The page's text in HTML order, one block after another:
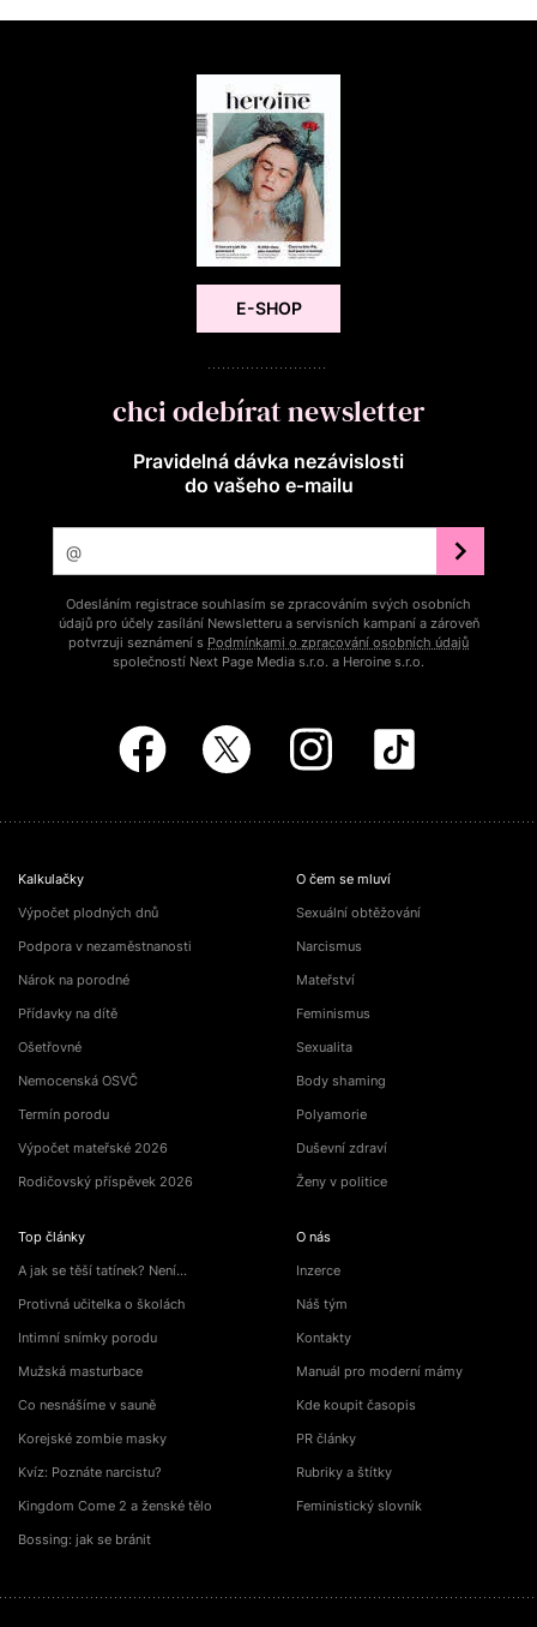
E-SHOP
chci odebírat newsletter
Pravidelná dávka nezávislosti
do vašeho e‑mailu
Odesláním registrace souhlasím se zpracováním svých osobních
údajů pro účely zasílání Newsletteru a servisních kampaní a zároveň
potvrzuji seznámení s Podmínkami o zpracování osobních údajů
společností Next Page Media s.r.o. a Heroine s.r.o.
Kalkulačky
Výpočet plodných dnů
Podpora v nezaměstnanosti
Nárok na porodné
Přídavky na dítě
Ošetřovné
Nemocenská OSVČ
Termín porodu
Výpočet mateřské 2026
Rodičovský příspěvek 2026
Top články
A jak se těší tatínek? Není…
Protivná učitelka o školách
Intimní snímky porodu
Mužská masturbace
Co nesnášíme v sauně
Korejské zombie masky
Kvíz: Poznáte narcistu?
Kingdom Come 2 a ženské tělo
Bossing: jak se bránit
O čem se mluví
Sexuální obtěžování
Narcismus
Mateřství
Feminismus
Sexualita
Body shaming
Polyamorie
Duševní zdraví
Ženy v politice
O nás
Inzerce
Náš tým
Kontakty
Manuál pro moderní mámy
Kde koupit časopis
PR články
Rubriky a štítky
Feministický slovník